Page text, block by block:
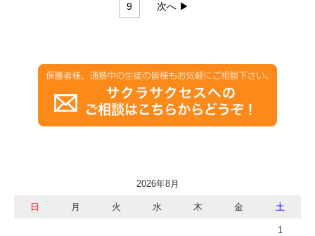
9 次へ ▶
2026年8月
日 月 火 水 木 金 土
1